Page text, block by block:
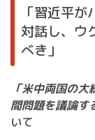
「習近平
対話し、ウ
べき」
「米中両国の
間問題を議論す
いて